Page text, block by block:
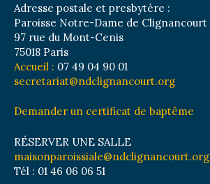
Adresse postale et presbytère :
Paroisse Notre-Dame de Clignancourt
97 rue du Mont-Cenis
75018 Paris
Accueil : 07 49 04 90 01
secretariat@ndclignancourt.org
Demander un certificat de baptême
RÉSERVER UNE SALLE
maisonparoissiale@ndclignancourt.org
Tél : 01 46 06 06 51